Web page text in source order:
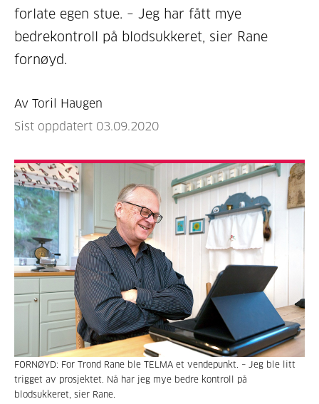
forlate egen stue. – Jeg har fått mye
bedrekontroll på blodsukkeret, sier Rane
fornøyd.
Av Toril Haugen
Sist oppdatert 03.09.2020
FORNØYD: For Trond Rane ble TELMA et vendepunkt. – Jeg ble litt
trigget av prosjektet. Nå har jeg mye bedre kontroll på
blodsukkeret, sier Rane.